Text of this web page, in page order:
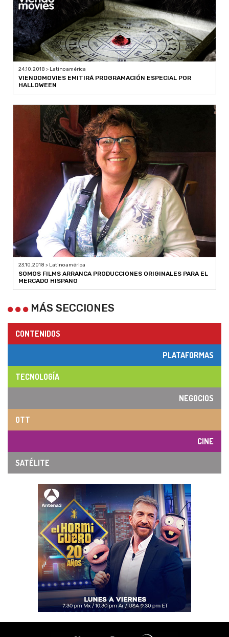
24.10.2018 > Latinoamérica
VIENDOMOVIES EMITIRÁ PROGRAMACIÓN ESPECIAL POR
HALLOWEEN
23.10.2018 > Latinoamérica
SOMOS FILMS ARRANCA PRODUCCIONES ORIGINALES PARA EL
MERCADO HISPANO
MÁS SECCIONES
CONTENIDOS
PLATAFORMAS
TECNOLOGÍA
NEGOCIOS
OTT
CINE
SATÉLITE